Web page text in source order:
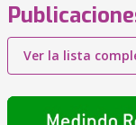
Ver la lista